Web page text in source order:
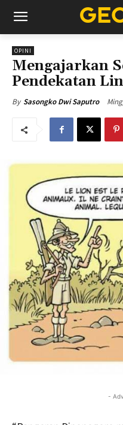
OPINI
Mengajarkan
Pendekatan
By Sasongko Dwi Saputro
-